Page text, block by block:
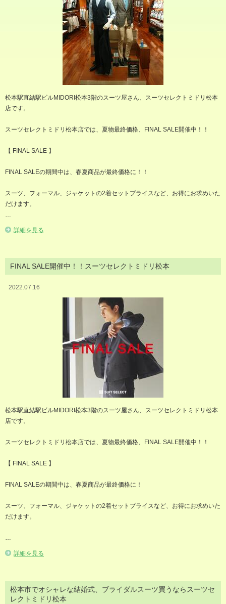
松本駅直結駅ビルMIDORI松本3階のスーツ屋さん、スーツセレクトミドリ松本
店です。
スーツセレクトミドリ松本店では、夏物最終価格、FINAL SALE開催中！！
【 FINAL SALE 】
FINAL SALEの期間中は、春夏商品が最終価格に！！
スーツ、フォーマル、ジャケットの2着セットプライスなど、お得にお求めいた
だけます。
詳細を見る
FINAL SALE開催中！！スーツセレクトミドリ松本
2022.07.16
松本駅直結駅ビルMIDORI松本3階のスーツ屋さん、スーツセレクトミドリ松本
店です。
スーツセレクトミドリ松本店では、夏物最終価格、FINAL SALE開催中！！
【 FINAL SALE 】
FINAL SALEの期間中は、春夏商品が最終価格に！
スーツ、フォーマル、ジャケットの2着セットプライスなど、お得にお求めいた
だけます。
詳細を見る
松本市でオシャレな結婚式、ブライダルスーツ買うならスーツセ
レクトミドリ松本